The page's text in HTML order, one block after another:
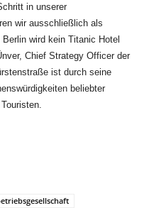
in unserer
wir ausschließlich als
wird kein Titanic Hotel
Chief Strategy Officer der
ist durch seine
beliebter